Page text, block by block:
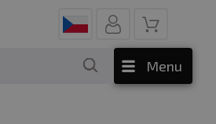
Menu